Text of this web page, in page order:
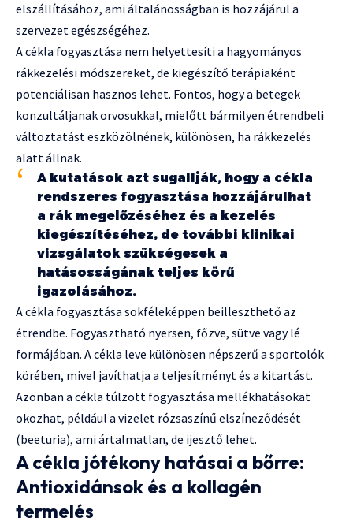
elszállításához, ami általánosságban is hozzájárul a
szervezet egészségéhez.
A cékla fogyasztása nem helyettesíti a hagyományos
rákkezelési módszereket, de kiegészítő terápiaként
potenciálisan hasznos lehet. Fontos, hogy a betegek
konzultáljanak orvosukkal, mielőtt bármilyen étrendbeli
változtatást eszközölnének, különösen, ha rákkezelés
alatt állnak.
A kutatások azt sugallják, hogy a cékla
rendszeres fogyasztása hozzájárulhat
a rák megelőzéséhez és a kezelés
kiegészítéséhez, de további klinikai
vizsgálatok szükségesek a
hatásosságának teljes körű
igazolásához.
A cékla fogyasztása sokféleképpen beilleszthető az
étrendbe. Fogyasztható nyersen, főzve, sütve vagy lé
formájában. A cékla leve különösen népszerű a sportolók
körében, mivel javíthatja a teljesítményt és a kitartást.
Azonban a cékla túlzott fogyasztása mellékhatásokat
okozhat, például a vizelet rózsaszínű elszíneződését
(beeturia), ami ártalmatlan, de ijesztő lehet.
A cékla jótékony hatásai a bőrre:
Antioxidánsok és a kollagén
termelés